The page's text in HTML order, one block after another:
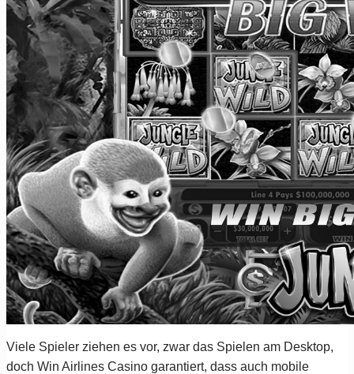
Viele Spieler ziehen es vor, zwar das Spielen am Desktop,
doch Win Airlines Casino garantiert, dass auch mobile